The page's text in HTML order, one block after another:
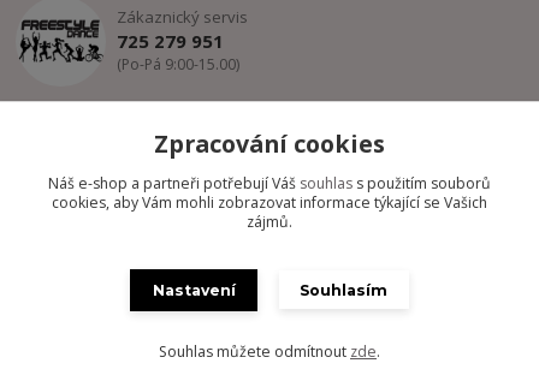
Zákaznický servis
725 279 951
(Po-Pá 9:00-15.00)
Copyright @ FREESTYLE-DANCE.CZ 2012-2024 - Všechny práva
Vytvořeno na
Eshop-rychle.cz
Zpracování cookies
Náš e-shop a partneři potřebují Váš souhlas s použitím souborů
cookies, aby Vám mohli zobrazovat informace týkající se Vašich
zájmů.
Nastavení Souhlasím
Souhlas můžete odmítnout zde.